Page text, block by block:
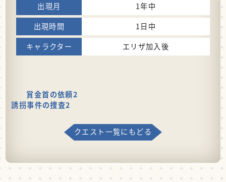
1年中
1日中
エリザ加入後
賞金首の依頼2
誘拐事件の捜査2
クエスト一覧にもどる